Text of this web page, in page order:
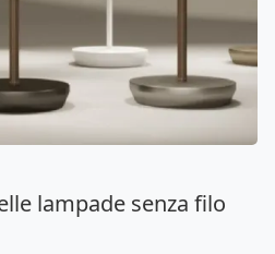
lampade senza filo